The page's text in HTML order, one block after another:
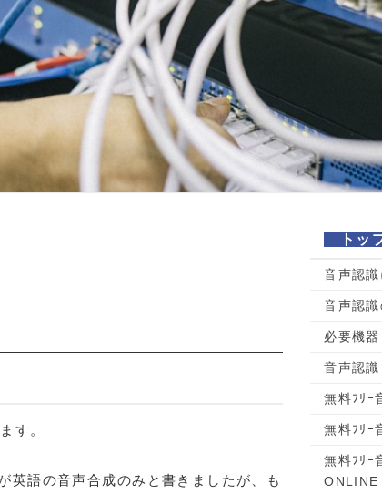
す。
英語の音声合成のみと書きましたが、も
音声認識
音声認
必要機器
音声認識
無料ﾌﾘｰ
無料ﾌﾘｰ
無料ﾌﾘｰ
ONLINE